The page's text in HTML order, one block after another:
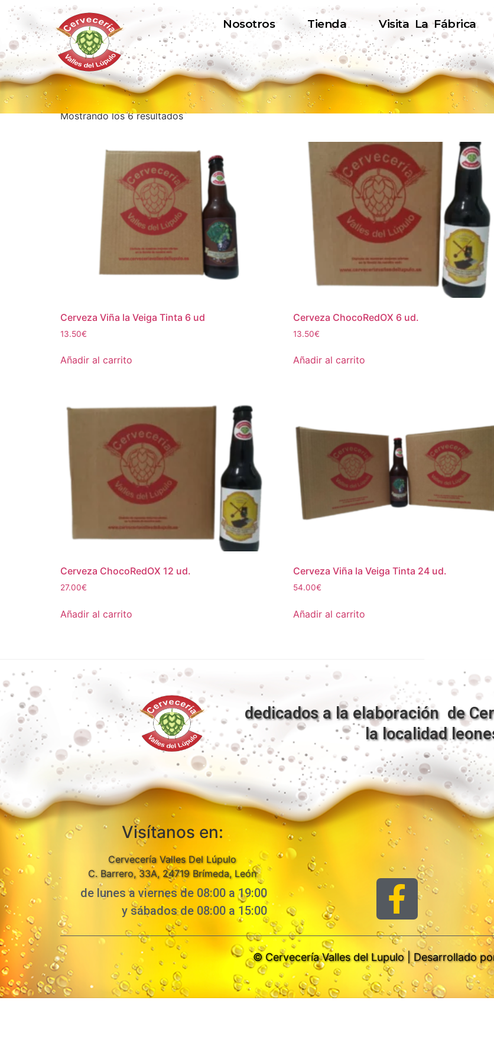
Nosotros Tienda Visita La Fábrica
Inicio/ Productos etiquetados “Grape Ale”
Grape Ale
Mostrando los 6 resultados
Cerveza Viña la Veiga Tinta 6 ud
13.50€
Añadir al carrito
Cerveza ChocoRedOX 6 ud.
13.50€
Añadir al carrito
Cerveza ChocoRedOX 12 ud.
27.00€
Añadir al carrito
Cerveza Viña la Veiga Tinta 24 ud.
54.00€
Añadir al carrito
dedicados a la elaboración de
la localidad
Visítanos en:
Cervecería Valles Del Lúpulo
C. Barrero, 33A, 24719 Brímeda, León
de lunes a viernes de 08:00 a 19:00
y sábados de 08:00 a 15:00
© Cervecería Valles del Lupulo | Desarrollado